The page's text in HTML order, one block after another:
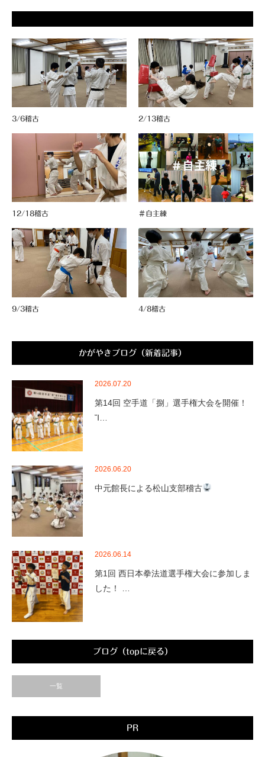
3/6稽古 2/13稽古
12/18稽古 ＃自主練
9/3稽古 4/8稽古
かがやきブログ（新着記事）
2026.07.20
第14回 空手道「捌」選手権大会を開催！
Ἴ…
2026.06.20
中元館長による松山支部稽古
2026.06.14
第1回 西日本拳法道選手権大会に参加しま
した！ …
ブログ（topに戻る）
一覧
PR